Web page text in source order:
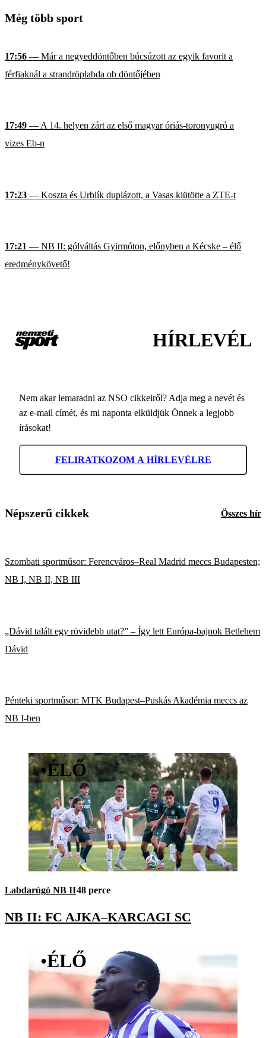
Még több sport
17:56 — Már a negyeddöntőben búcsúzott az egyik favorit a
férfiaknál a strandröplabda ob döntőjében
17:49 — A 14. helyen zárt az első magyar óriás-toronyugró a
vizes Eb-n
17:23 — Koszta és Urblík duplázott, a Vasas kiütötte a ZTE-t
17:21 — NB II: gólváltás Gyirmóton, előnyben a Kécske – élő
eredménykövető!
HÍRLEVÉL
Nem akar lemaradni az NSO cikkeiről? Adja meg a nevét és
az e-mail címét, és mi naponta elküldjük Önnek a legjobb
írásokat!
FELIRATKOZOM A HÍRLEVÉLRE
Népszerű cikkek Összes hír
Szombati sportműsor: Ferencváros–Real Madrid meccs Budapesten;
NB I, NB II, NB III
„Dávid talált egy rövidebb utat?” – Így lett Európa-bajnok Betlehem
Dávid
Pénteki sportműsor: MTK Budapest–Puskás Akadémia meccs az
NB I-ben
•ÉLŐ
Labdarúgó NB II48 perce
NB II: FC AJKA–KARCAGI SC
•ÉLŐ